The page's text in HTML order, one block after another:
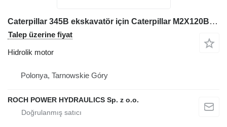
Caterpillar 345B ekskavatör için Caterpillar M2X120B-CHB- 11A-13/280-99 123-1998 hidrolik motor
Talep üzerine fiyat
Hidrolik motor
Polonya, Tarnowskie Góry
ROCH POWER HYDRAULICS Sp. z o.o.